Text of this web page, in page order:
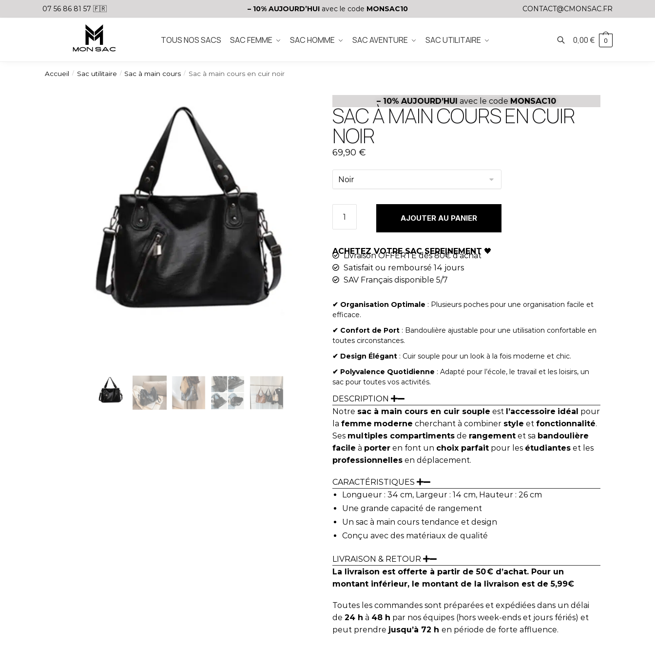
07 56 86 81 57 🇫🇷 – 10% AUJOURD’HUIavec le code MONSAC10 CONTACT@CMONSAC.FR
TOUS NOS SACS SAC FEMME SAC HOMME SAC AVENTURE SAC UTILITAIRE 0,00 € 0
Accueil / Sac utilitaire / Sac à main cours / Sac à main cours en cuir noir
– 10% AUJOURD’HUI avec le code MONSAC10
SAC À MAIN COURS EN CUIR
NOIR
69,90 €
AJOUTER AU PANIER
ACHETEZ VOTRE SAC SEREINEMENT 🖤
Livraison OFFERTE dès 80€ d'achat
Satisfait ou remboursé 14 jours
SAV Français disponible 5/7
✔︎ Organisation Optimale : Plusieurs poches pour une organisation facile et
efficace.
✔︎ Confort de Port : Bandoulière ajustable pour une utilisation confortable en
toutes circonstances.
✔︎ Design Élégant : Cuir souple pour un look à la fois moderne et chic.
✔︎ Polyvalence Quotidienne : Adapté pour l’école, le travail et les loisirs, un
sac pour toutes vos activités.
DESCRIPTION
Notre sac à main cours en cuir souple est l’accessoire idéal pour
la femme moderne cherchant à combiner style et fonctionnalité.
Ses multiples compartiments de rangement et sa bandoulière
facile à porter en font un choix parfait pour les étudiantes et les
professionnelles en déplacement.
CARACTÉRISTIQUES
Longueur : 34 cm, Largeur : 14 cm, Hauteur : 26 cm
Une grande capacité de rangement
Un sac à main cours tendance et design
Conçu avec des matériaux de qualité
LIVRAISON & RETOUR
La livraison est offerte à partir de 50 € d’achat. Pour un
montant inférieur, le montant de la livraison est de 5,99€
Toutes les commandes sont préparées et expédiées dans un délai
de 24 h à 48 h par nos équipes (hors week-ends et jours fériés) et
peut prendre jusqu’à 72 h en période de forte affluence.